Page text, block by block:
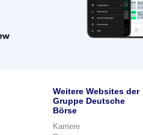
Weitere Websites der
Gruppe Deutsche
Börse
Karriere